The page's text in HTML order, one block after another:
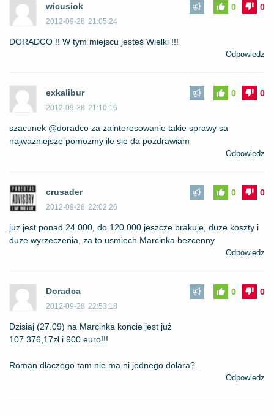
wicusiok
2012-09-28 21:05:24
0
0
DORADCO !! W tym miejscu jesteś Wielki !!!
Odpowiedz
exkalibur
2012-09-28 21:10:16
0
0
szacunek @doradco za zainteresowanie takie sprawy sa
najwazniejsze pomozmy ile sie da pozdrawiam
Odpowiedz
crusader
2012-09-28 22:02:26
0
0
juz jest ponad 24.000, do 120.000 jeszcze brakuje, duze koszty i
duze wyrzeczenia, za to usmiech Marcinka bezcenny
Odpowiedz
Doradca
2012-09-28 22:53:18
0
0
Dzisiaj (27.09) na Marcinka koncie jest już
107 376,17zł i 900 euro!!!
Roman dlaczego tam nie ma ni jednego dolara?.
Odpowiedz